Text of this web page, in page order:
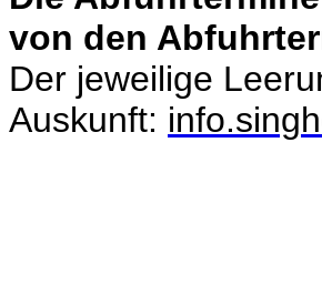
von den
Der jeweilige
Auskunft: